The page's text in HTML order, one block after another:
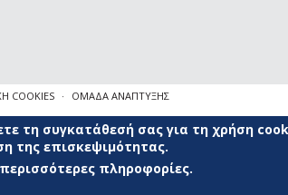
COOKIES ΟΜΑΔΑ ΑΝΑΠΤΥΞΗΣ
τη συγκατάθεσή σας για τη χρήση
της επισκεψιμότητας.
πληροφορίες.